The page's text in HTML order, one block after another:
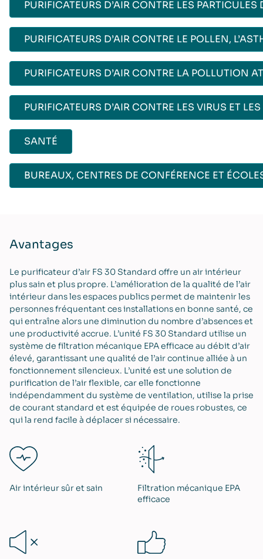
PURIFICATEURS D’AIR CONTRE LES
PURIFICATEURS D’AIR CONTRE LE POLLEN,
PURIFICATEURS D’AIR CONTRE LA POLLUTION
PURIFICATEURS D’AIR CONTRE LES VIRUS ET
SANTÉ
BUREAUX, CENTRES DE CONFÉRENCE ET
Avantages
Le purificateur d’air FS 30 Standard offre un air intérieur
plus sain et plus propre. L’amélioration de la qualité de l’air
intérieur dans les espaces publics permet de maintenir les
personnes fréquentant ces installations en bonne santé, ce
qui entraîne alors une diminution du nombre d’absences et
une productivité accrue​. L’unité FS 30 Standard utilise un
système de filtration mécanique EPA efficace au débit d’air
élevé, garantissant une qualité de l’air continue alliée à un
fonctionnement silencieux. L’unité est une solution de
purification de l’air flexible, car elle fonctionne
indépendamment du système de ventilation, utilise la prise
de courant standard et est équipée de roues robustes, ce
qui la rend facile à déplacer si nécessaire.
Air intérieur ​sûr et sain
Filtration mécanique EPA
efficace